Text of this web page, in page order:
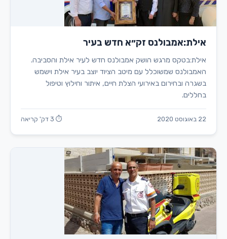
אילת:אמבולנס זק״א חדש בעיר
אילת:בטקס מרגש הושק אמבולנס חדש לעיר אילת והסביבה.
האמבולנס שמשוכלל עם מיטב הציוד יוצב בעיר אילת וישמש
בשגרה ובחירום באירועי הצלת חיים, איתור וחילוץ וטיפול
בחללים.
22 באוגוסט 2020 ⏱ 3 דק' קריאה